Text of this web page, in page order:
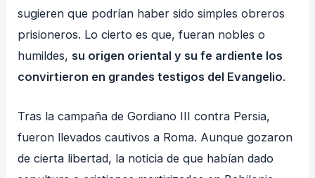
sugieren que podrían haber sido simples obreros
prisioneros. Lo cierto es que, fueran nobles o
humildes, su origen oriental y su fe ardiente los
convirtieron en grandes testigos del Evangelio.
Tras la campaña de Gordiano III contra Persia,
fueron llevados cautivos a Roma. Aunque gozaron
de cierta libertad, la noticia de que habían dado